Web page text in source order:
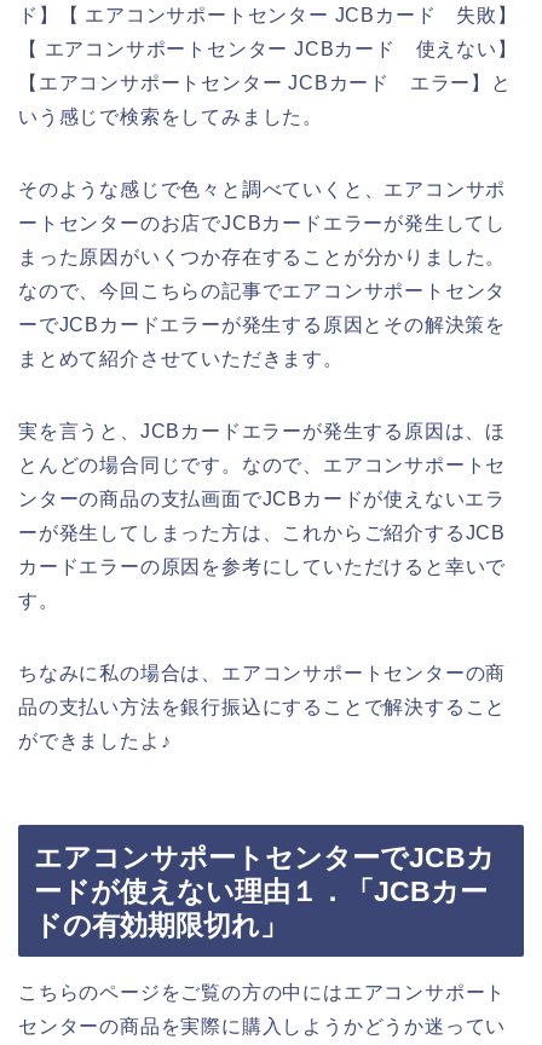
ド】【 エアコンサポートセンター JCBカード 失敗】
【 エアコンサポートセンター JCBカード 使えない】
【エアコンサポートセンター JCBカード エラー】と
いう感じで検索をしてみました。
そのような感じで色々と調べていくと、エアコンサポ
ートセンターのお店でJCBカードエラーが発生してし
まった原因がいくつか存在することが分かりました。
なので、今回こちらの記事でエアコンサポートセンタ
ーでJCBカードエラーが発生する原因とその解決策を
まとめて紹介させていただきます。
実を言うと、JCBカードエラーが発生する原因は、ほ
とんどの場合同じです。なので、エアコンサポートセ
ンターの商品の支払画面でJCBカードが使えないエラ
ーが発生してしまった方は、これからご紹介するJCB
カードエラーの原因を参考にしていただけると幸いで
す。
ちなみに私の場合は、エアコンサポートセンターの商
品の支払い方法を銀行振込にすることで解決すること
ができましたよ♪
エアコンサポートセンターでJCBカ
ードが使えない理由１．「JCBカー
ドの有効期限切れ」
こちらのページをご覧の方の中にはエアコンサポート
センターの商品を実際に購入しようかどうか迷ってい